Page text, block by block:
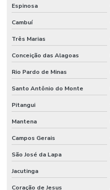
Espinosa
Cambuí
Três Marias
Conceição das Alagoas
Rio Pardo de Minas
Santo Antônio do Monte
Pitangui
Mantena
Campos Gerais
São José da Lapa
Jacutinga
Coração de Jesus